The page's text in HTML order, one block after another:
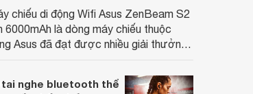
chiếu di động Wifi Asus ZenBeam S2
6000mAh là dòng máy chiếu thuộc
Asus đã đạt được nhiều giải thưởng
tai nghe bluetooth thể